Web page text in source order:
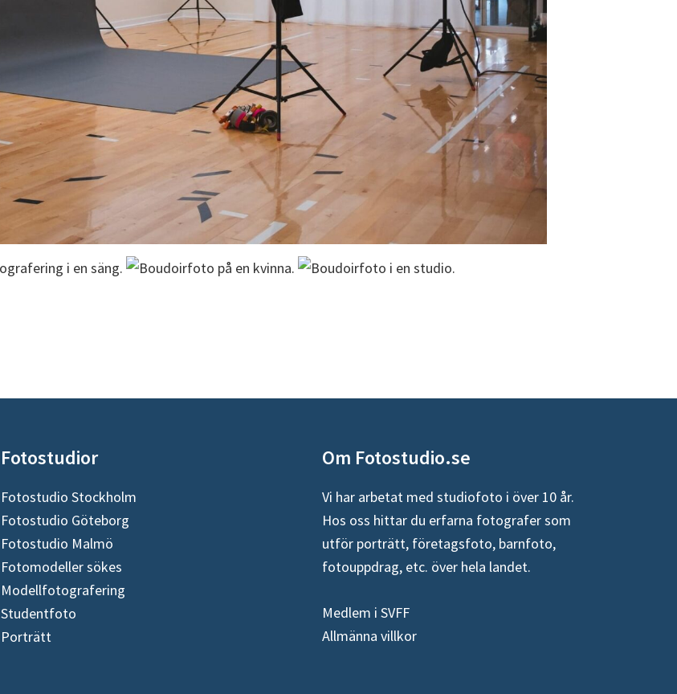
Fotostudior
Fotostudio Stockholm
Fotostudio Göteborg
Fotostudio Malmö
Fotomodeller sökes
Modellfotografering
Studentfoto
Porträtt
Om Fotostudio.se
Vi har arbetat med studiofoto i över 10 år.
Hos oss hittar du erfarna fotografer som
utför porträtt, företagsfoto, barnfoto,
fotouppdrag, etc. över hela landet.
Medlem i SVFF
Allmänna villkor